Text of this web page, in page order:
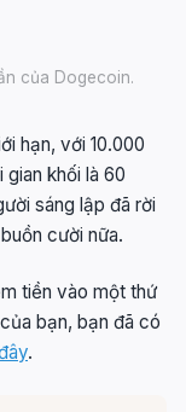
của Dogecoin.
hạn, với 10.000
khối là 60
sáng lập đã rời
cười nữa.
tiền vào một thứ
bạn, bạn đã có
.